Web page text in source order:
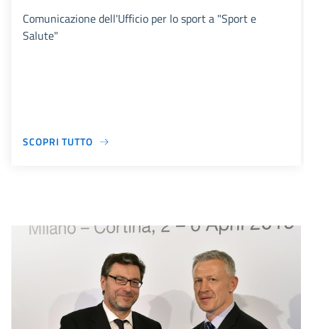
Comunicazione dell'Ufficio per lo sport a "Sport e
Salute"
SCOPRI TUTTO